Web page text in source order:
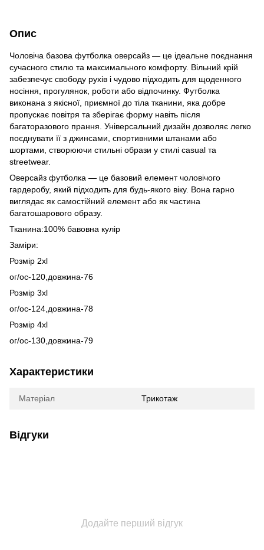
Опис
Чоловіча базова футболка оверсайз — це ідеальне поєднання
сучасного стилю та максимального комфорту. Вільний крій
забезпечує свободу рухів і чудово підходить для щоденного
носіння, прогулянок, роботи або відпочинку. Футболка
виконана з якісної, приємної до тіла тканини, яка добре
пропускає повітря та зберігає форму навіть після
багаторазового прання. Універсальний дизайн дозволяє легко
поєднувати її з джинсами, спортивними штанами або
шортами, створюючи стильні образи у стилі casual та
streetwear.
Оверсайз футболка — це базовий елемент чоловічого
гардеробу, який підходить для будь-якого віку. Вона гарно
виглядає як самостійний елемент або як частина
багатошарового образу.
Тканина:100% бавовна кулір
Заміри:
Розмір 2xl
ог/ос-120,довжина-76
Розмір 3xl
ог/ос-124,довжина-78
Розмір 4xl
ог/ос-130,довжина-79
Характеристики
Матеріал Трикотаж
Відгуки
Додайте перший відгук